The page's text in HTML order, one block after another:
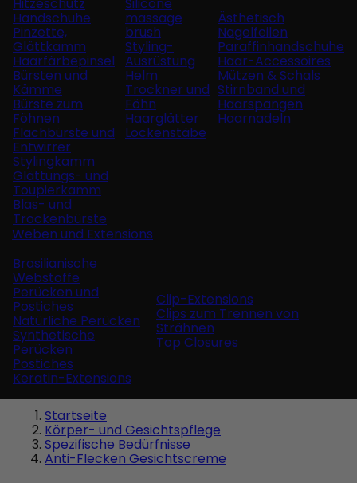
Handschuhe
Pinzette,
Glättkamm
Haarfärbepinsel
Bürsten und
Kämme
Bürste zum
Föhnen
Flachbürste und
Entwirrer
Stylingkamm
Glättungs- und
Toupierkamm
Blas- und
Trockenbürste
massage
brush
Styling-
Ausrüstung
Helm
Trockner und
Föhn
Haarglätter
Lockenstäbe
Ästhetisch
Nagelfeilen
Paraffinhandschuhe
Haar-Accessoires
Mützen & Schals
Stirnband und
Haarspangen
Haarnadeln
Weben und Extensions
Brasilianische
Webstoffe
Perücken und
Postiches
Natürliche Perücken
Synthetische
Perücken
Postiches
Keratin-Extensions
Clip-Extensions
Clips zum Trennen von
Strähnen
Top Closures
Startseite
Körper- und Gesichtspflege
Spezifische Bedürfnisse
Anti-Flecken Gesichtscreme